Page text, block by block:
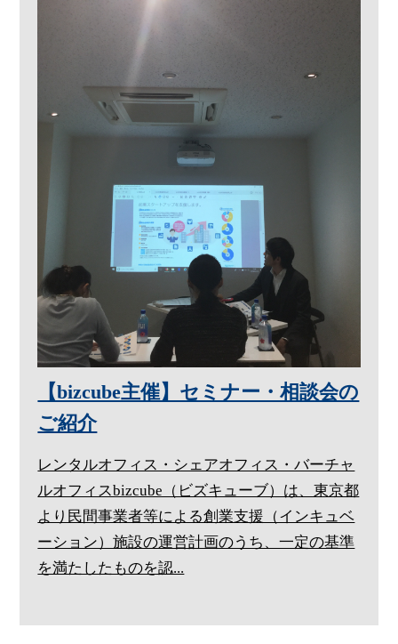
【bizcube主催】セミナー・相談会の
ご紹介
レンタルオフィス・シェアオフィス・バーチャ
ルオフィスbizcube（ビズキューブ）は、東京都
より民間事業者等による創業支援（インキュベ
ーション）施設の運営計画のうち、一定の基準
を満たしたものを認...